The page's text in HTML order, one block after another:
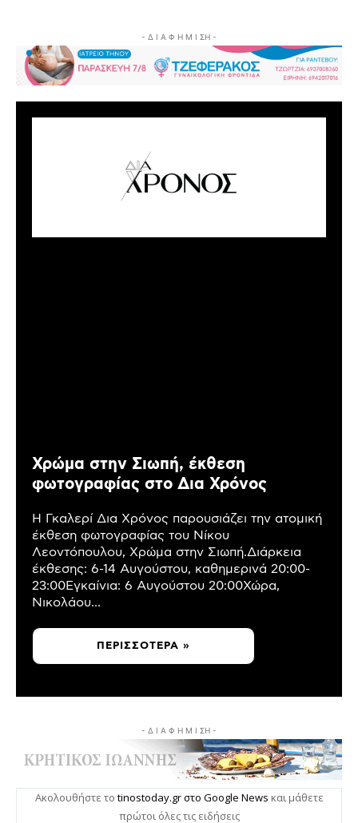
- Δ Ι Α Φ Η Μ Ι ΣΗ -
Χρώμα στην Σιωπή, έκθεση
φωτογραφίας στο Δια Χρόνος
Η Γκαλερί Δια Χρόνος παρουσιάζει την ατομική
έκθεση φωτογραφίας του Νίκου
Λεοντόπουλου, Χρώμα στην Σιωπή.Διάρκεια
έκθεσης: 6-14 Αυγούστου, καθημερινά 20:00-
23:00Εγκαίνια: 6 Αυγούστου 20:00Χώρα,
Νικολάου...
ΠΕΡΙΣΣΌΤΕΡΑ »
- Δ Ι Α Φ Η Μ Ι ΣΗ -
Ακολουθήστε το tinostoday.gr στο Google News και μάθετε
πρώτοι όλες τις ειδήσεις